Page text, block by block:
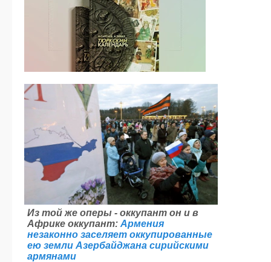
Из той же оперы - оккупант он и в
Африке оккупант: Армения
незаконно заселяет оккупированные
ею земли Азербайджана сирийскими
армянами